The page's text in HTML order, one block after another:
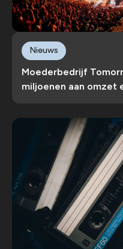
Moederbedrijf
miljoenen aan omzet
Nieuws